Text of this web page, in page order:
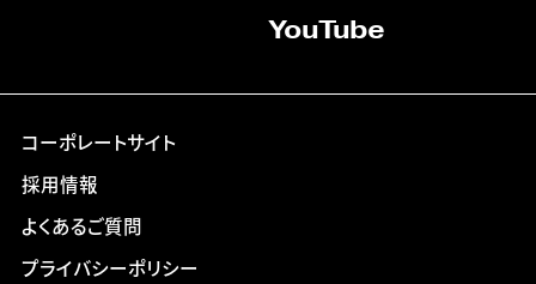
YouTube
コーポレートサイト
採用情報
よくあるご質問
プライバシーポリシー